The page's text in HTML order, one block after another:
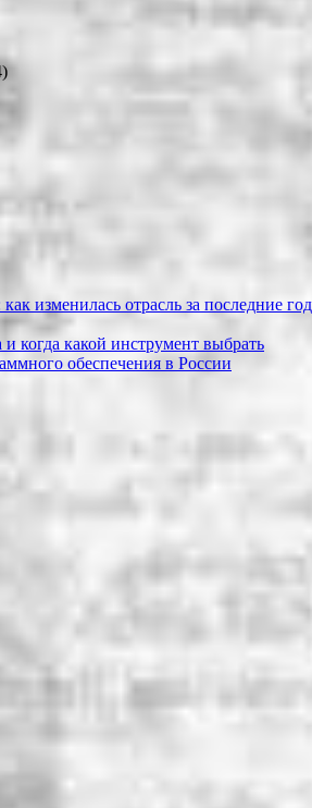
изменилась отрасль за последние
когда какой инструмент выбрать
обеспечения в России